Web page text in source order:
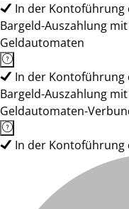
In der Kontoführung
Bargeld-Auszahlung
Geldautomaten
In der Kontoführung
Bargeld-Auszahlung
Geldautomaten-
In der Kontoführung